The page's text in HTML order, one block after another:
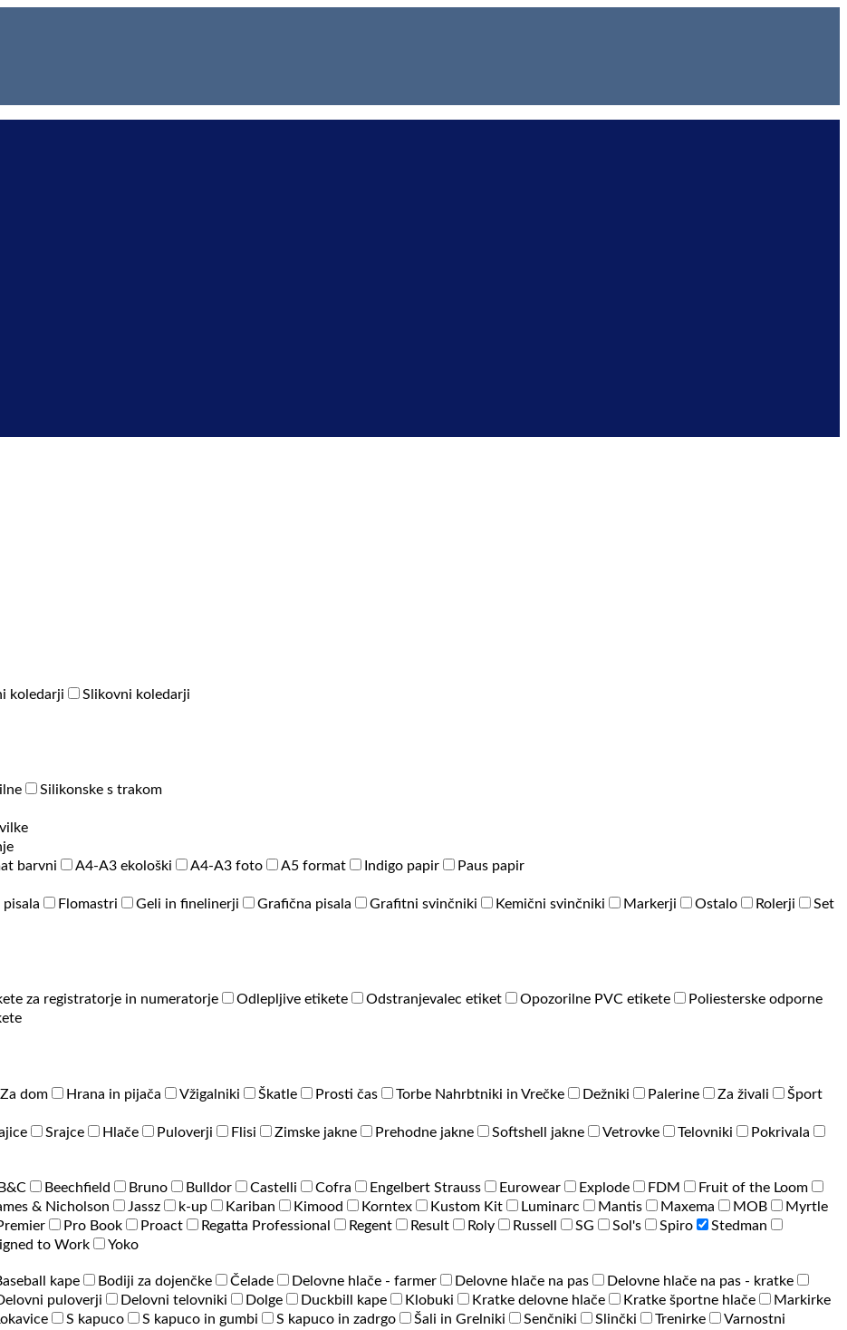
koledarji
Slikovni koledarji
Silikonske s trakom
barvni A4-A3 ekološki A4-A3 foto A5 format Indigo papir
Paus papir
pisala Flomastri Geli in finelinerji Grafična pisala Grafitni svinčniki Kemični svinčniki Markerji Ostalo Rolerji
Set
za registratorje in numeratorje Odlepljive etikete Odstranjevalec etiket Opozorilne PVC etikete
Poliesterske odporne
Za dom Hrana in pijača Vžigalniki Škatle Prosti čas Torbe Nahrbtniki in Vrečke Dežniki Palerine Za živali
Šport
Srajce Hlače Puloverji Flisi Zimske jakne Prehodne jakne Softshell jakne Vetrovke Telovniki
Pokrivala
B&C Beechfield Bruno Bulldor Castelli Cofra Engelbert Strauss Eurowear Explode FDM
Fruit of the Loom
& Nicholson Jassz k-up Kariban Kimood Korntex Kustom Kit Luminarc Mantis Maxema MOB
Myrtle
Pro Book Proact Regatta Professional Regent Result Roly Russell SG Sol's Spiro
Stedman
to Work
Yoko
kape Bodiji za dojenčke Čelade Delovne hlače - farmer Delovne hlače na pas
Delovne hlače na pas - kratke
puloverji Delovni telovniki Dolge Duckbill kape Klobuki Kratke delovne hlače Kratke športne hlače
Markirke
S kapuco S kapuco in gumbi S kapuco in zadrgo Šali in Grelniki Senčniki Slinčki Trenirke
Varnostni